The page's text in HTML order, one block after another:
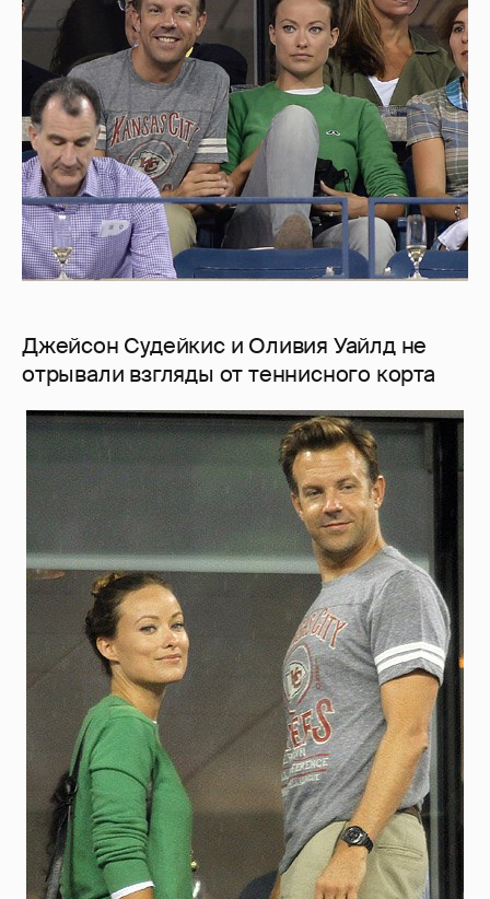
Джейсон Судейкис и Оливия Уайлд не
отрывали взгляды от теннисного корта